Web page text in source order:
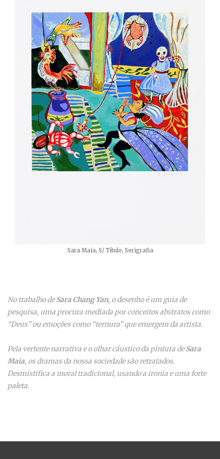
Sara Maia, S/ Título, Serigrafia
No trabalho deSara Chang Yan, o desenho é um guia de
pesquisa, uma procura mediada por conceitos abstratos como
“Deus” ou emoções como “ternura” que emergem da artista.
Pela vertente narrativa e o olhar cáustico da pintura deSara
Maia, os dramas da nossa sociedade são retratados.
Desmistifica a moral tradicional, usando a ironia e uma forte
paleta.